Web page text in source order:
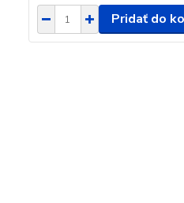
Pridať do